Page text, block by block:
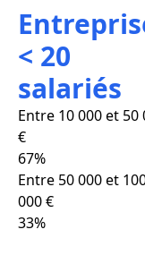
< 20
salariés
Entre 10 000 et 50
€
67%
Entre 50 000 et
000 €
33%